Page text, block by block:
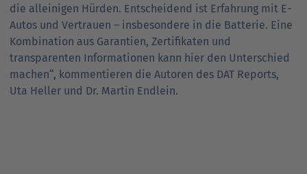
die alleinigen Hürden. Entscheidend ist Erfahrung mit E-
Autos und Vertrauen – insbesondere in die Batterie. Eine
Kombination aus Garantien, Zertifikaten und
transparenten Informationen kann hier den Unterschied
machen“, kommentieren die Autoren des DAT Reports,
Uta Heller und Dr. Martin Endlein.